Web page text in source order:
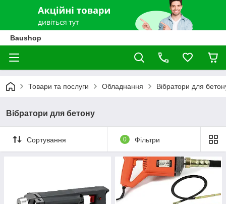
Baushop
Товари та послуги Обладнання Вібратори для
Вібратори для бетону
Сортування 0 Фільтри